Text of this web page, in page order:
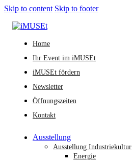
Skip to content Skip to footer
Home
Ihr Event im iMUSEt
iMUSEt fördern
Newsletter
Öffnungszeiten
Kontakt
Ausstellung
Ausstellung Industriekultur
Energie